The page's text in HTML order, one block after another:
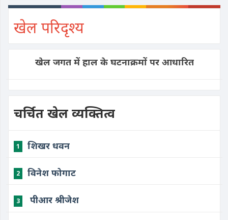
खेल परिदृश्य
खेल जगत में हाल के घटनाक्रमों पर आधारित
चर्चित खेल व्यक्तित्व
1 शिखर धवन
2 विनेश फोगाट
3 ​ पीआर श्रीजेश